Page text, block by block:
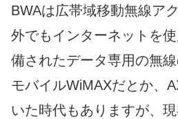
BWAは広帯域移動無線ア
外でもインターネットを
備されたデータ専用の無線
モバイルWiMAXだとか、
いた時代もありますが、現